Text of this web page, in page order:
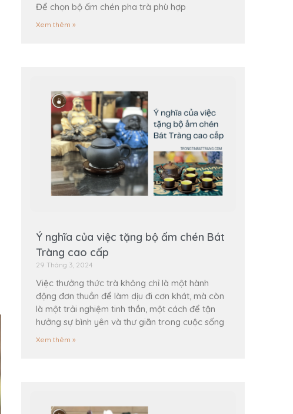
Để chọn bộ ấm chén pha trà phù hợp
Xem thêm »
Ý nghĩa của việc tặng bộ ấm chén Bát
Tràng cao cấp
29 Tháng 3, 2024
Việc thưởng thức trà không chỉ là một hành
động đơn thuần để làm dịu đi cơn khát, mà còn
là một trải nghiệm tinh thần, một cách để tận
hưởng sự bình yên và thư giãn trong cuộc sống
Xem thêm »